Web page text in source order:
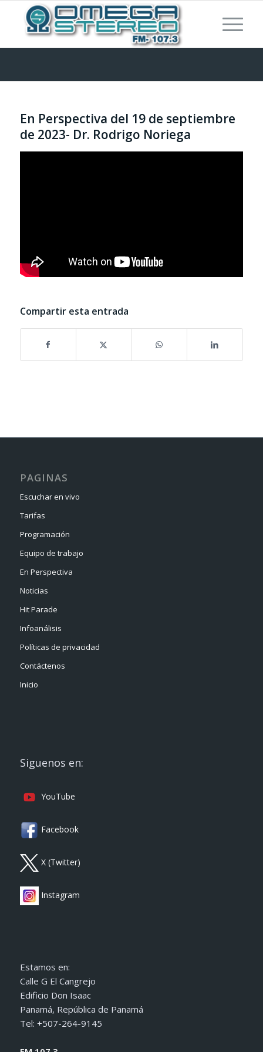
En Perspectiva del 19 de septiembre
de 2023- Dr. Rodrigo Noriega
Compartir esta entrada
PAGINAS
Escuchar en vivo
Tarifas
Programación
Equipo de trabajo
En Perspectiva
Noticias
Hit Parade
Infoanálisis
Políticas de privacidad
Contáctenos
Inicio
Siguenos en:
YouTube
Facebook
X (Twitter)
Instagram
Estamos en:
Calle G El Cangrejo
Edificio Don Isaac
Panamá, República de Panamá
Tel: +507-264-9145